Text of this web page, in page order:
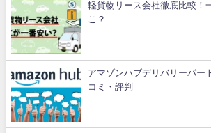
軽貨物リース会社徹底比較！
こ？
アマゾンハブデリバリーパー
コミ・評判